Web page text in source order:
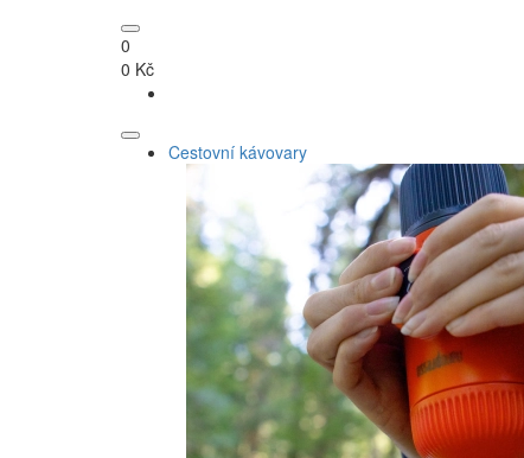
0
0 Kč
Cestovní kávovary